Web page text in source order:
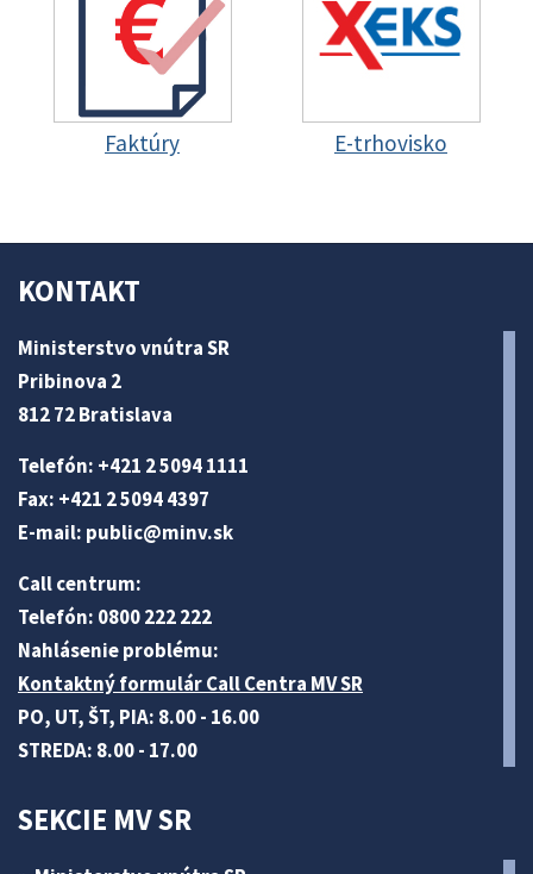
Faktúry E-trhovisko
KONTAKT
Ministerstvo vnútra SR
Pribinova 2
812 72 Bratislava
Telefón: +421 2 5094 1111
Fax: +421 2 5094 4397
E-mail: public@minv.sk
Call centrum:
Telefón: 0800 222 222
Nahlásenie problému:
Kontaktný formulár Call Centra MV SR
PO, UT, ŠT, PIA: 8.00 - 16.00
STREDA: 8.00 - 17.00
SEKCIE MV SR